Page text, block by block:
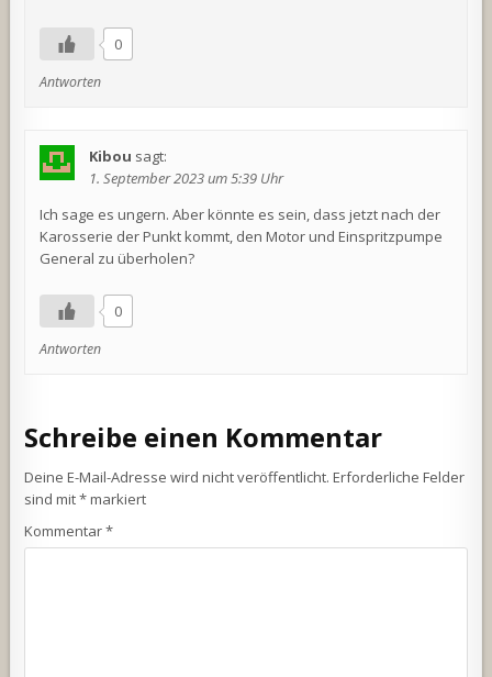
0
Antworten
Kibou sagt:
1. September 2023 um 5:39 Uhr
Ich sage es ungern. Aber könnte es sein, dass jetzt nach der
Karosserie der Punkt kommt, den Motor und Einspritzpumpe
General zu überholen?
0
Antworten
Schreibe einen Kommentar
Deine E-Mail-Adresse wird nicht veröffentlicht. Erforderliche Felder
sind mit*markiert
Kommentar*